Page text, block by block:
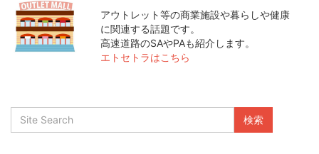
アウトレット等の商業施設や暮らしや健康
に関連する話題です。
高速道路のSAやPAも紹介します。
エトセトラはこちら